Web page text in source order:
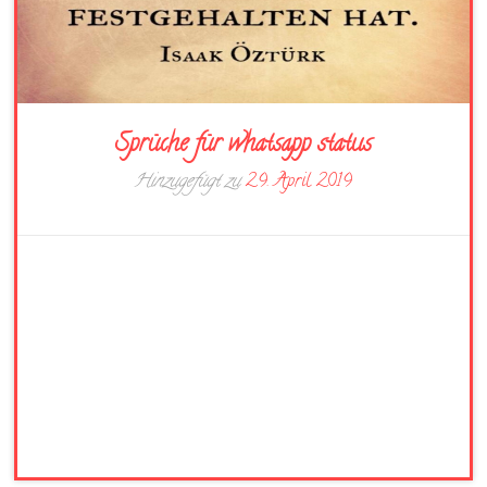
Sprüche für whatsapp status
Hinzugefügt zu29. April 2019